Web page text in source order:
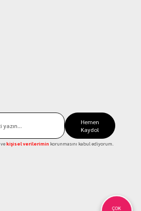
Hemen
Kaydol
vekişisel verilerimin korunmasını kabul ediyorum.
ÇOK